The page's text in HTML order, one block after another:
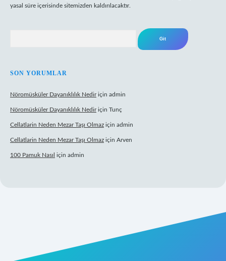
yasal süre içerisinde sitemizden kaldırılacaktır.
SON YORUMLAR
Nöromüsküler Dayanıklılık Nediriçin admin
Nöromüsküler Dayanıklılık Nediriçin Tunç
Cellatlarin Neden Mezar Taşı Olmaz için admin
Cellatlarin Neden Mezar Taşı Olmaz için Arven
100 Pamuk Nasıl için admin